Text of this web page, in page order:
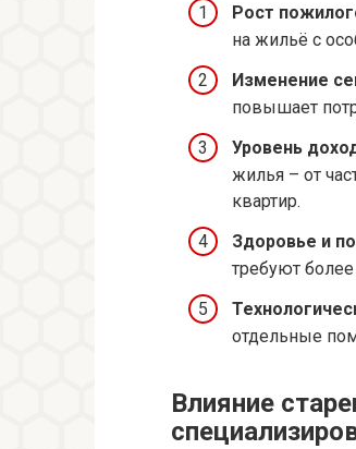
Рост
на жильё с
Изменение
повышает
Уровень
жилья – от
квартир.
Здоровье и
требуют
отдельные
Влияние